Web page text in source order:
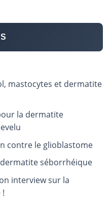
mastocytes et dermatite
la dermatite
contre le glioblastome
séborrhéique
interview sur la